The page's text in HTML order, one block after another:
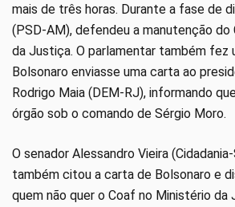
mais de três horas. Durante a fase de
(PSD-AM), defendeu a manutenção
da Justiça. O parlamentar também fez
Bolsonaro enviasse uma carta ao
Rodrigo Maia (DEM-RJ), informando
órgão sob o comando de Sérgio Moro.
O senador Alessandro Vieira
também citou a carta de Bolsonaro e
quem não quer o Coaf no Ministério da